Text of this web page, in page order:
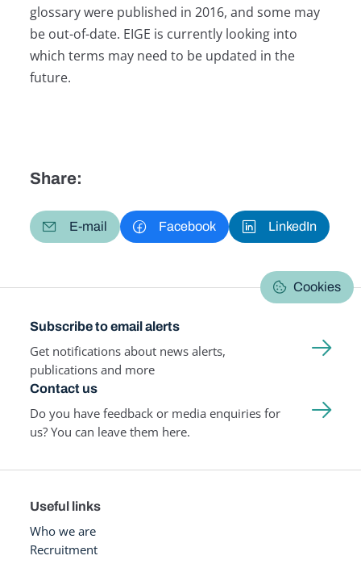
glossary were published in 2016, and some may
be out-of-date. EIGE is currently looking into
which terms may need to be updated in the
future.
Share:
E-mail Facebook LinkedIn
Cookies
Subscribe to email alerts
Get notifications about news alerts,
publications and more
Contact us
Do you have feedback or media enquiries for
us? You can leave them here.
Useful links
Who we are
Recruitment